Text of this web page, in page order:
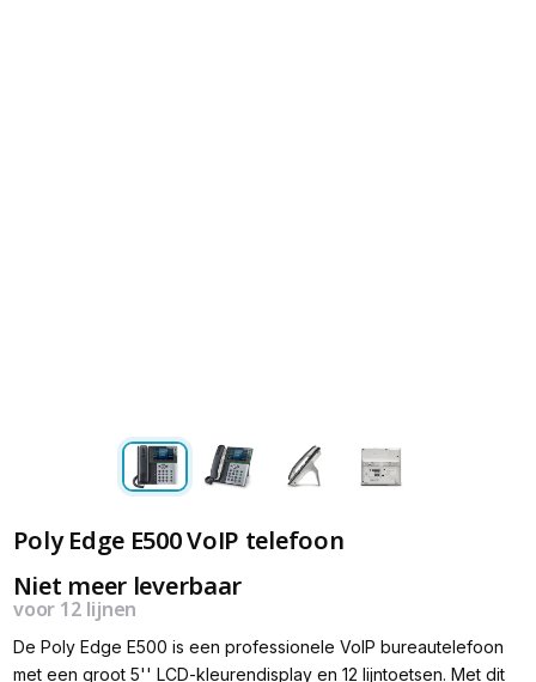
Poly Edge E500 VoIP telefoon
Niet meer leverbaar
voor 12 lijnen
De Poly Edge E500 is een professionele VoIP bureautelefoon
met een groot 5'' LCD-kleurendisplay en 12 lijntoetsen. Met dit